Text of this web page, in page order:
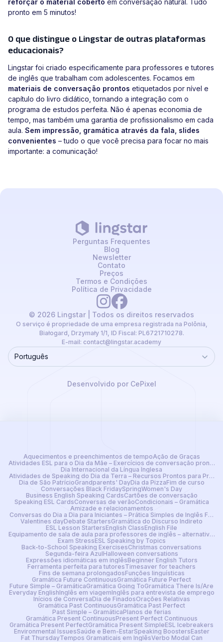
reforçar o material coberto em conversação natural. Tudo
pronto em 5 minutos!
O que distingue o Lingstar de outras plataformas
educacionais?
Lingstar foi criado especificamente para professores e tutores
de inglês que trabalham com adolescentes. Focamos em
materiais de conversação prontos etiquetados por nível e
capítulo do livro didático, tornando a integração com o
programa de estudos perfeita. Não é apenas economia de
tempo, mas também uma garantia de profissionalismo em cada
aula. Sem impressão, gramática através da fala, slides
convenientes – tudo o que você precisa para focar no mais
importante: a comunicação!
© 2026 Lingstar | Todos os direitos reservados
O serviço é propriedade de uma empresa registrada na Polônia,
Białogard, Drzymały 1/1, ID Fiscal: PL6721710278.
E-mail: contact@lingstar.academy
Perguntas Frequentes
Blog
Newsletter
Contato
Preços
Termos e Condições
Política de Privacidade
Language
Português
Desenvolvido por CePixel
Aquecimentos e preenchimentos de tempoAção de Graças
Atividades ESL para o Dia da Mãe – Exercícios de conversação prontos
Dia Internacional da Língua Inglesa
Atividades de Speaking do Dia da Terra – Recursos Prontos para
Dia de São PatrícioGrandparents' DayDia da PizzaFim de curso
Conversações Black FridaySpringWomen's Day
Business English Speaking CardsCartões de conversação
Speaking ESL CardsConversas de verãoCondicionais – Gramática
Amizade e relacionamentos
Conversas do Dia a Dia para Iniciantes – Prática Simples de Inglês
Valentines dayDebate StartersGramática do Discurso Indireto
ESL Lesson StartersEnglish ClassEnglish File
Equipamento de sala de aula para professores de inglês – alternativa
Exam StressESL Speaking by Topics
Back-to-School Speaking ExercisesChristmas conversations
Segunda-feira AzulHalloween conversations
Expressões idiomáticas em inglêsBeginner English Tutors
Ferramenta perfeita para tutoresTimesaver for teachers
Fins de semana prolongadosFunções linguísticas
Gramática Future ContinuousGramática Future Perfect
Future Simple – GramáticaGramática Going ToGramática There Is/Are
Everyday EnglishInglês em viagemInglês para entrevista de emprego
Inícios de ConversaDia de FinadosOrações Relativas
Gramática Past ContinuousGramática Past Perfect
Past Simple – GramáticaPlanos de ferias
Gramática Present ContinuousPresent Perfect Continuous
Gramática Present PerfectGramática Present SimpleESL Icebreakers
Environmental IssuesSaúde e Bem-EstarSpeaking BoostersEaster
Fat ThursdayTempos Gramaticais em InglêsVerbo Modal Can